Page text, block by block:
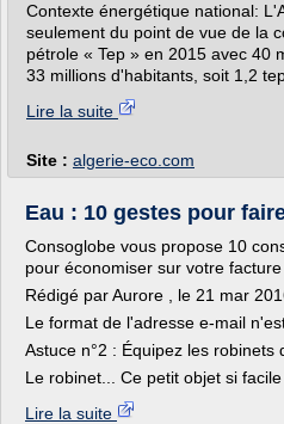
Contexte énergétique national:
seulement du point de vue de la
pétrole « Tep » en 2015 avec 40
33 millions d'habitants, soit 1,2
Lire la suite
Site : algerie-eco.com
Eau : 10 gestes pour
Consoglobe vous propose 10
pour économiser sur votre
Rédigé par Aurore , le 21 mar
Le format de l'adresse e-mail
Astuce n°2 : Équipez les robinets
Le robinet... Ce petit objet si
Lire la suite